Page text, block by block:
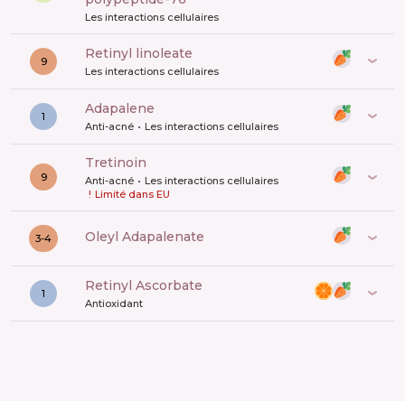
Les interactions cellulaires
9 retinyl linoleate
Les interactions cellulaires
1 adapalene
Anti-acné Les interactions cellulaires
9
Tretinoin
Anti-acné
Les interactions cellulaires
! Limité dans EU
3-4 Oleyl Adapalenate
1 Retinyl Ascorbate
Antioxidant